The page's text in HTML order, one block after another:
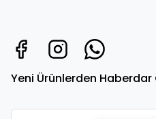
Yeni Ürünlerden Haberdar